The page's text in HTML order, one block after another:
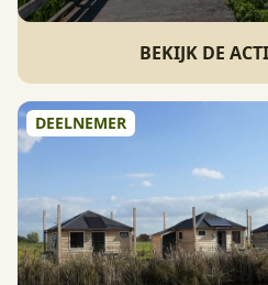
BEKIJK DE
DEELNEMER